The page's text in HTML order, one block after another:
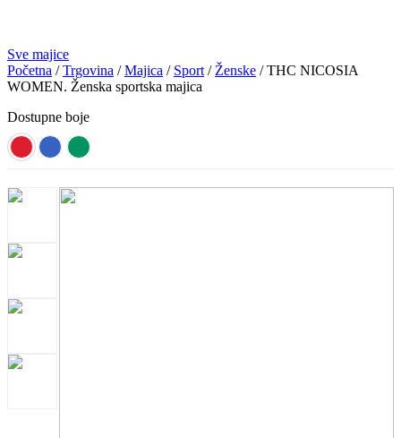
Sve majice
Početna /Trgovina /Majica / Sport / Ženske / THC NICOSIA
WOMEN. Ženska sportska majica
Dostupne boje